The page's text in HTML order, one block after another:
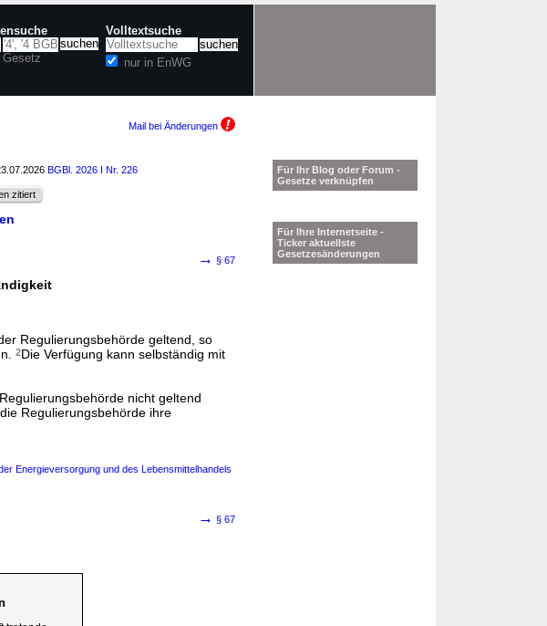
Gesetz
Volltextsuche
nur in EnWG
Mail bei Änderungen
BGBl. 2026 I Nr. 226
zitiert
→ § 67
Regulierungsbehörde geltend, so
2Die Verfügung kann selbständig mit
nicht geltend
Regulierungsbehörde ihre
Energieversorgung und des Lebensmittelhandels
→ § 67
Für Ihr Blog oder Forum -
Gesetze verknüpfen
Für Ihre Internetseite -
Ticker aktuellste
Gesetzesänderungen